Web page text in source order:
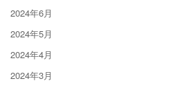
2024年6月
2024年5月
2024年4月
2024年3月